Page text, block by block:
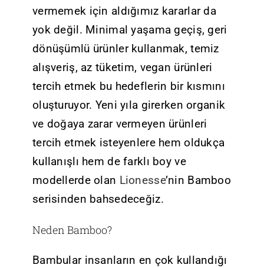
vermemek için aldığımız kararlar da
yok değil. Minimal yaşama geçiş, geri
dönüşümlü ürünler kullanmak, temiz
alışveriş, az tüketim, vegan ürünleri
tercih etmek bu hedeflerin bir kısmını
oluşturuyor. Yeni yıla girerken organik
ve doğaya zarar vermeyen ürünleri
tercih etmek isteyenlere hem oldukça
kullanışlı hem de farklı boy ve
modellerde olan Lionesse’nin Bamboo
serisinden bahsedeceğiz.
Neden Bamboo?
Bambular insanların en çok kullandığı